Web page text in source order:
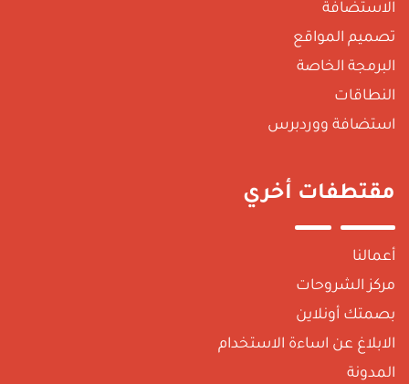
الاستضافة
تصميم المواقع
البرمجة الخاصة
النطاقات
استضافة ووردبرس
مقتطفات أخري
أعمالنا
مركز الشروحات
بصمتك أونلاين
الابلاغ عن اساءة الاستخدام
المدونة